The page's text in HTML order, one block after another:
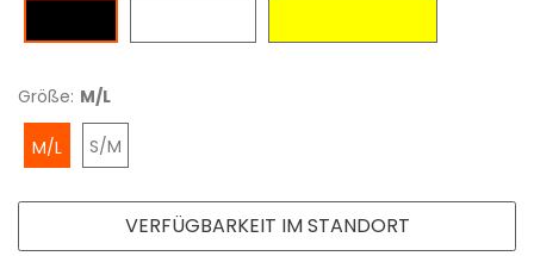
Größe: M/L
M/L S/M
VERFÜGBARKEIT IM STANDORT